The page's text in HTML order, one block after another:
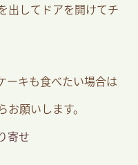
出してドアを開けてチ
ーキも食べたい場合は
願いします。
寄せ